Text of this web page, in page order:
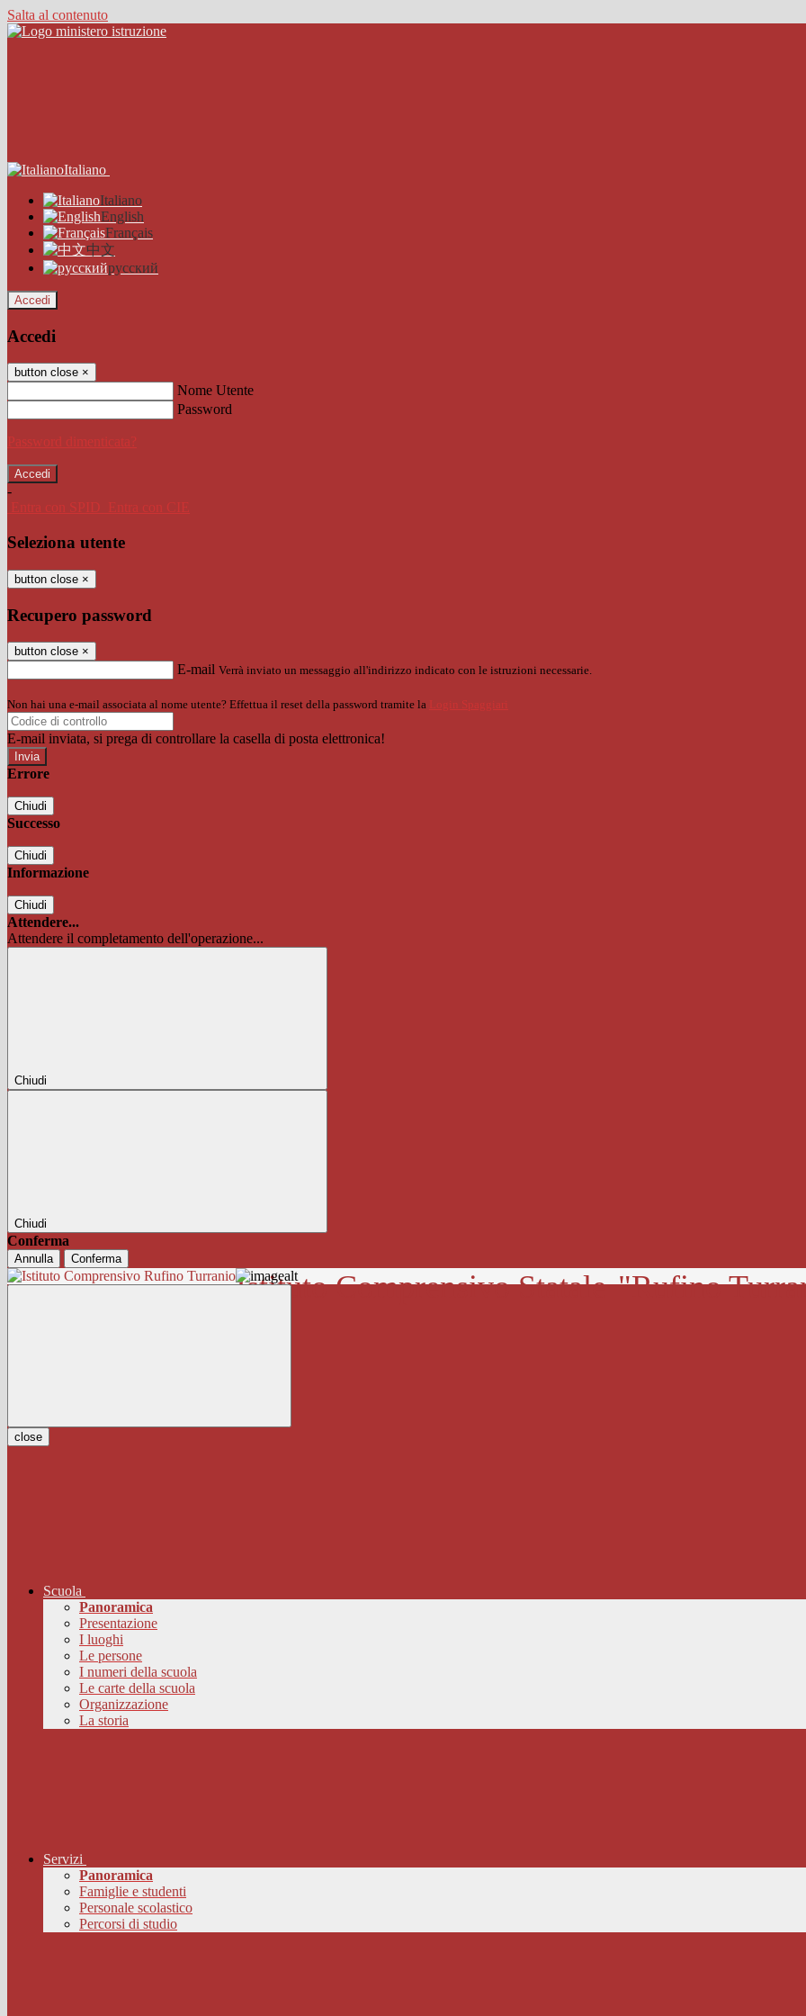
Salta al contenuto
Italiano
Italiano
English
Français
中文
русский
Accedi
Accedi
button close ×
Nome Utente
Password
Password dimenticata?
-
Entra con SPID
Entra con CIE
Seleziona utente
button close ×
Recupero password
button close ×
E-mail Verrà inviato un messaggio all'indirizzo indicato con le istruzioni necessarie.
Non hai una e-mail associata al nome utente? Effettua il reset della password tramite la Login Spaggiari
E-mail inviata, si prega di controllare la casella di posta elettronica!
Errore
Chiudi
Successo
Chiudi
Informazione
Chiudi
Attendere...
Attendere il completamento dell'operazione...
Chiudi
Chiudi
Conferma
Annulla Conferma
Istituto Comprensivo Statale"Rufino
close
Scuola
Panoramica
Presentazione
I luoghi
Le persone
I numeri della scuola
Le carte della scuola
Organizzazione
La storia
Servizi
Panoramica
Famiglie e studenti
Personale scolastico
Percorsi di studio